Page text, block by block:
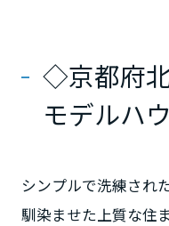
◇京都府
モデルハ
シンプルで洗練され
馴染ませた上質な住
甲信越・北陸
富山県
新潟県